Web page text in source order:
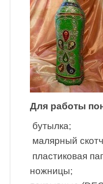
Для работы
бутылка;
малярный
пластиковая
ножницы;